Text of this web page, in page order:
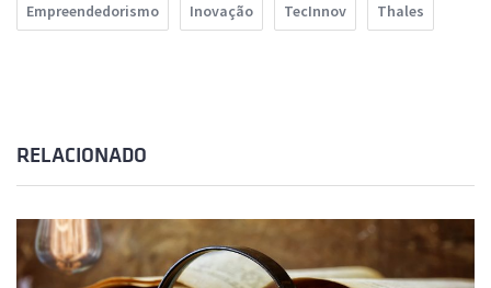
Empreendedorismo Inovação TecInnov Thales
RELACIONADO